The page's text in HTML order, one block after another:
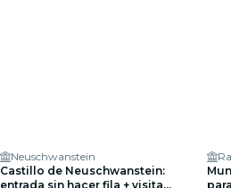
Neuschwanstein
Castillo de Neuschwanstein:
entrada sin hacer fila + visita